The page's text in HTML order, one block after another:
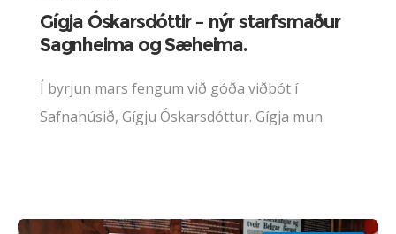
Gígja Óskarsdóttir – nýr starfsmaður
Sagnheima og Sæheima.
Í byrjun mars fengum við góða viðbót í
Safnahúsið, Gígju Óskarsdóttur. Gígja mun